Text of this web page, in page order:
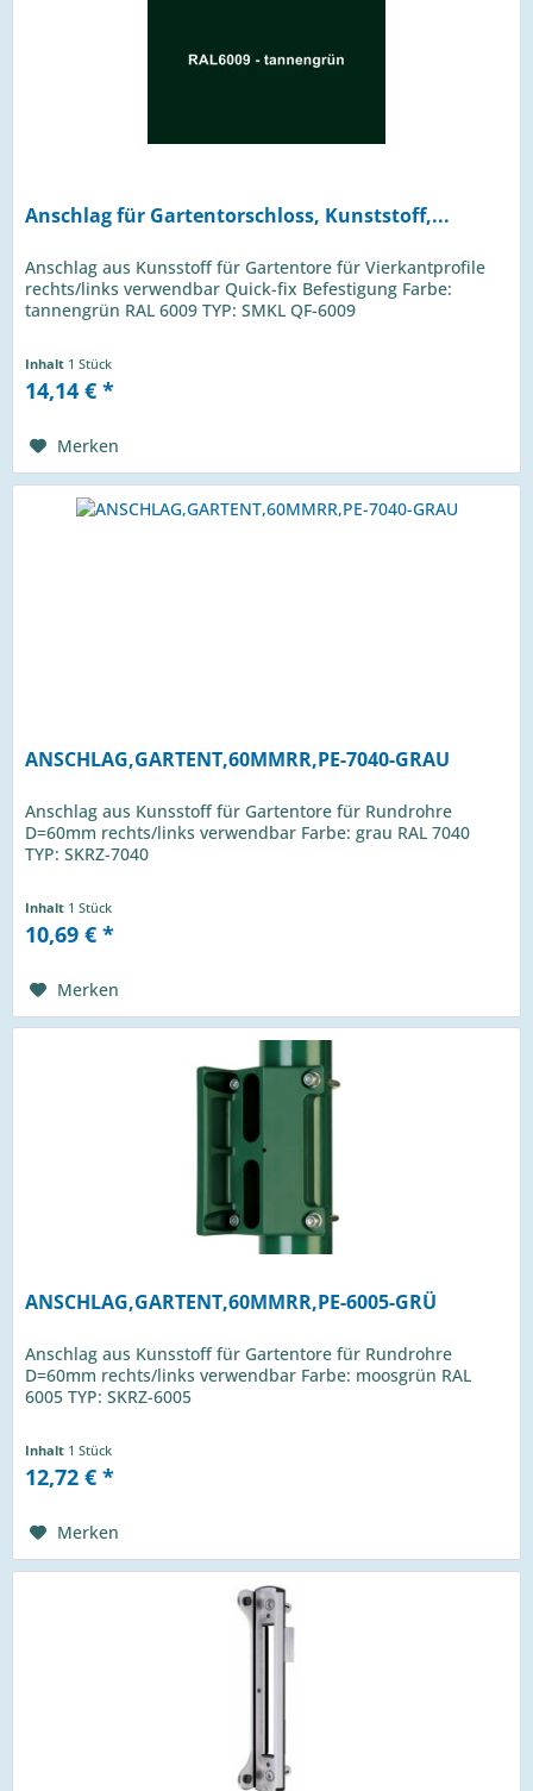
Anschlag für Gartentorschloss, Kunststoff,...
Anschlag aus Kunsstoff für Gartentore für Vierkantprofile
rechts/links verwendbar Quick-fix Befestigung Farbe:
tannengrün RAL 6009 TYP: SMKL QF-6009
Inhalt 1 Stück
14,14 € *
Merken
ANSCHLAG,GARTENT,60MMRR,PE-7040-GRAU
Anschlag aus Kunsstoff für Gartentore für Rundrohre
D=60mm rechts/links verwendbar Farbe: grau RAL 7040
TYP: SKRZ-7040
Inhalt 1 Stück
10,69 € *
Merken
ANSCHLAG,GARTENT,60MMRR,PE-6005-GRÜ
Anschlag aus Kunsstoff für Gartentore für Rundrohre
D=60mm rechts/links verwendbar Farbe: moosgrün RAL
6005 TYP: SKRZ-6005
Inhalt 1 Stück
12,72 € *
Merken